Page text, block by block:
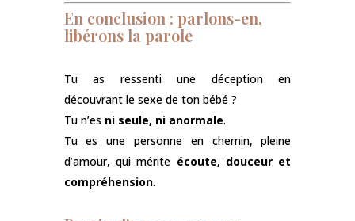
En conclusion : parlons-en,
libérons la parole
Tu as ressenti une déception en
découvrant le sexe de ton bébé ?
Tu n’es ni seule, ni anormale.
Tu es une personne en chemin, pleine
d’amour, qui mérite écoute, douceur et
compréhension.